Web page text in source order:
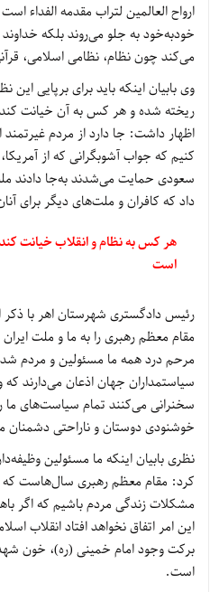
ارواح العالمین لتراب مقدمه الفداء
خودبه‌خود به جلو می‌روند بلکه
می‌کند چون نظام، نظامی اسلامی،
وی بابیان اینکه باید برای برپایی
ریخته شده و هر کس به آن خیانت
اظهار داشت: جا دارد از مردم
کنیم که جواب آشوبگرانی که از
سعودی حمایت می‌شدند به‌جا دادند
داد که کافران و ملت‌های دیگر برای
هر کس به نظام و انقلاب خیانت
است
رئیس دادگستری شهرستان اهر با ذکر
مقام معظم رهبری را به ما و ملت
مرحم درد همه ما مسئولین و مردم
سیاستمداران جهان اذعان می‌دارند
سخنرانی می‌کنند تمام سیاست‌های
خوشنودی دوستان و ناراحتی دشمنان
نظری بابیان اینکه ما مسئولین
کرد: مقام معظم رهبری سال‌هاست که
مشکلات زندگی مردم باشیم که اگر
این امر اتفاق نخواهد افتاد انقلاب
برکت وجود امام خمینی (ره)، خون
است.